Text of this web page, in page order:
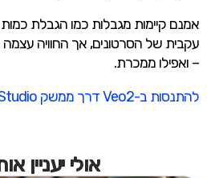
אמנם קיימות מגבלות כמו הגבלת
עקבית של הסרטונים, אך החוויה
– ואפילו ממכרת.
להתנסות ב-Veo2 דרך ממשק Google AI Studio
אולי יעניין